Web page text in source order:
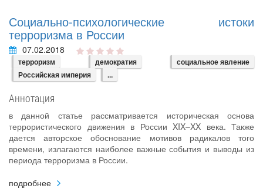
Социально-психологические истоки
терроризма в России
07.02.2018
терроризм демократия
социальное явление
Российская империя
...
Аннотация
в данной статье рассматривается историческая основа
террористического движения в России XIX–XX века. Также
дается авторское обоснование мотивов радикалов того
времени, излагаются наиболее важные события и выводы из
периода терроризма в России.
подробнее